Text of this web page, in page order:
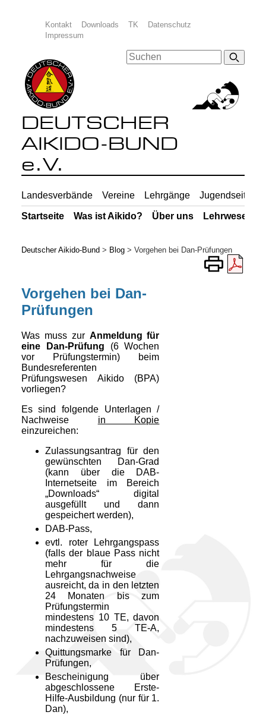
Kontakt Downloads TK
Datenschutz
Impressum
DEUTSCHER
AIKIDO-BUND
e.V.
Landesverbände Vereine Lehrgänge Jugendseiten
Startseite Was ist Aikido? Über uns Lehrwesen
Deutscher Aikido-Bund > Blog > Vorgehen bei Dan-Prüfungen
Vorgehen bei Dan-
Prüfungen
Was muss zur Anmeldung für
eine Dan-Prüfung (6 Wochen
vor Prüfungstermin) beim
Bundes­referenten
Prüfungswesen Aikido (BPA)
vorliegen?
Es sind folgende Unterlagen /
Nachweise in Kopie
einzureichen:
Zulassungsantrag für den
gewünschten Dan-Grad
(kann über die DAB-
Internetseite im Bereich
„Downloads“ digital
ausgefüllt und dann
gespeichert werden),
DAB-Pass,
evtl. roter Lehrgangspass
(falls der blaue Pass nicht
mehr für die
Lehrgangsnachweise
ausreicht, da in den letzten
24 Monaten bis zum
Prüfungstermin
mindestens 10 TE, davon
mindestens 5 TE-A,
nachzuweisen sind),
Quittungsmarke für Dan-
Prüfungen,
Bescheinigung über
abgeschlossene Erste-
Hilfe-Ausbildung (nur für 1.
Dan),